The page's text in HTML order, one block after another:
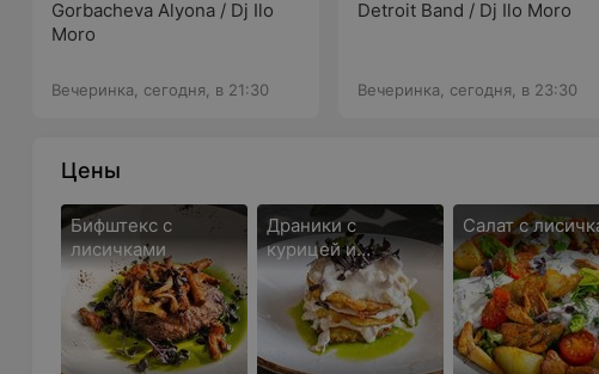
Gorbacheva Alyona / Dj Ilo
Moro
Вечеринка, сегодня, в 21:30
Detroit Band / Dj Ilo Moro
Вечеринка, сегодня, в 23:30
Цены
Бифштекс с
лисичками
Драники с
курицей и
лисичками
Салат с